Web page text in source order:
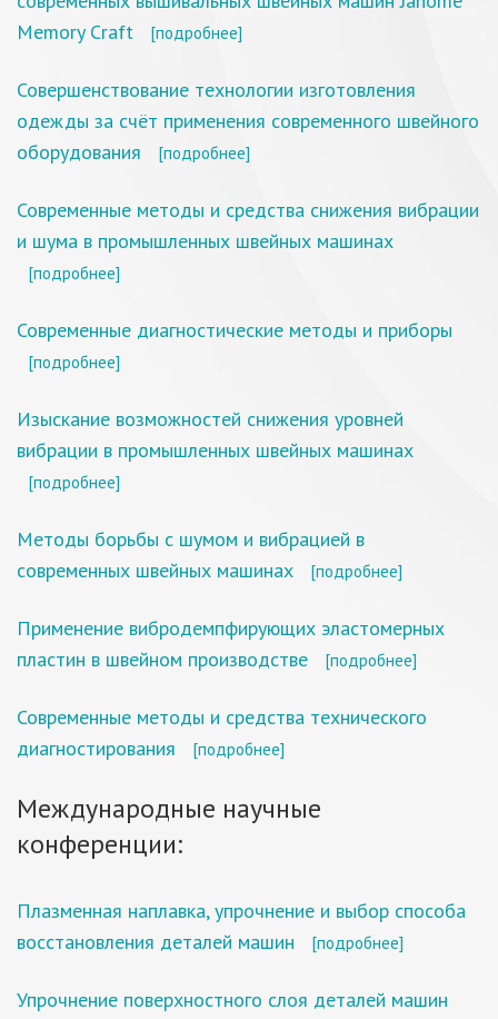
Мemory Сraft
[подробнее]
Совершенствование технологии изготовления
одежды за счёт применения современного швейного
оборудования
[подробнее]
Современные методы и средства снижения вибрации
и шума в промышленных швейных машинах
[подробнее]
Современные диагностические методы и приборы
[подробнее]
Изыскание возможностей снижения уровней
вибрации в промышленных швейных машинах
[подробнее]
Методы борьбы с шумом и вибрацией в
современных швейных машинах
[подробнее]
Применение вибродемпфирующих эластомерных
пластин в швейном производстве
[подробнее]
Современные методы и средства технического
диагностирования
[подробнее]
Международные научные
конференции:
Плазменная наплавка, упрочнение и выбор способа
восстановления деталей машин
[подробнее]
Упрочнение поверхностного слоя деталей машин